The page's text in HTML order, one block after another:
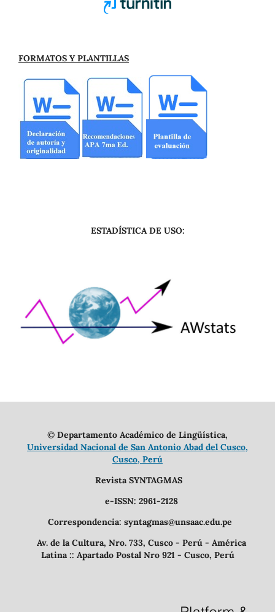
FORMATOS Y PLANTILLAS
ESTADÍSTICA DE USO:
© Departamento Académico de Lingüística,
Universidad Nacional de San Antonio Abad del Cusco,
Cusco, Perú
Revista SYNTAGMAS
e-ISSN: 2961-2128
Correspondencia: syntagmas@unsaac.edu.pe
Av. de la Cultura, Nro. 733, Cusco - Perú - América
Latina :: Apartado Postal Nro 921 - Cusco, Perú